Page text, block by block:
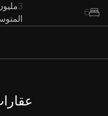
6
3مليون